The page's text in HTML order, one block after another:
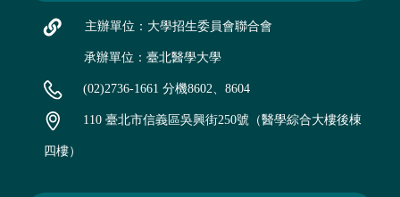
主辦單位：大學招生委員會聯合會
承辦單位：臺北醫學大學
(02)2736-1661 分機8602、8604
110 臺北市信義區吳興街250號（醫學綜合大樓後棟
四樓）